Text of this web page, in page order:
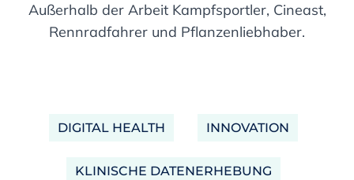
Außerhalb der Arbeit Kampfsportler, Cineast,
Rennradfahrer und Pflanzenliebhaber.
DIGITAL HEALTH INNOVATION
KLINISCHE DATENERHEBUNG